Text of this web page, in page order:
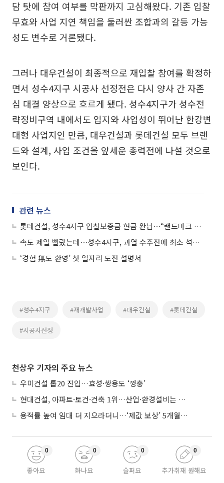
담 탓에 참여 여부를 막판까지 고심해왔다. 기존 입찰
무효와 사업 지연 책임을 둘러싼 조합과의 갈등 가능
성도 변수로 거론됐다.
그러나 대우건설이 최종적으로 재입찰 참여를 확정하
면서 성수4지구 시공사 선정전은 다시 양사 간 자존
심 대결 양상으로 흐르게 됐다. 성수4지구가 성수전
략정비구역 내에서도 입지와 사업성이 뛰어난 한강변
대형 사업지인 만큼, 대우건설과 롯데건설 모두 브랜
드와 설계, 사업 조건을 앞세운 총력전에 나설 것으로
보인다.
관련 뉴스
롯데건설, 성수4지구 입찰보증금 현금 완납⋯“랜드마크 조성”
속도 제일 빨랐는데⋯성수4지구, 과열 수주전에 최소 석달 밀렸다
‘경험 無도 환영’ 첫 일자리 도전 설명서
#성수4지구 #재개발사업 #대우건설 #롯데건설
#시공사선정
천상우 기자의 주요 뉴스
우미건설 톱20 진입…효성·쌍용도 ‘껑충’
현대건설, 아파트·토건·건축 1위…산업·환경설비는 삼성E&A
용적률 높여 임대 더 지으라더니…‘제값 보상’ 5개월째 국회에 발목
좋아요
0
화나요
0
슬퍼요
0
추가취재 원해요
0